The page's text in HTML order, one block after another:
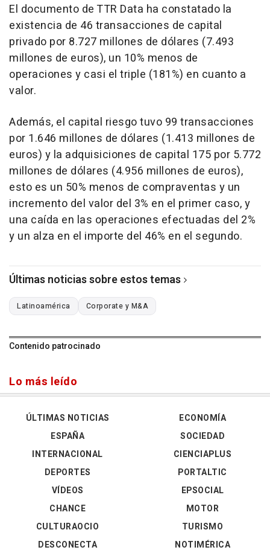
El documento de TTR Data ha constatado la
existencia de 46 transacciones de capital
privado por 8.727 millones de dólares (7.493
millones de euros), un 10% menos de
operaciones y casi el triple (181%) en cuanto a
valor.
Además, el capital riesgo tuvo 99 transacciones
por 1.646 millones de dólares (1.413 millones de
euros) y la adquisiciones de capital 175 por 5.772
millones de dólares (4.956 millones de euros),
esto es un 50% menos de compraventas y un
incremento del valor del 3% en el primer caso, y
una caída en las operaciones efectuadas del 2%
y un alza en el importe del 46% en el segundo.
Últimas noticias sobre estos temas
Latinoamérica Corporate y M&A
Contenido patrocinado
Lo más leído
ÚLTIMAS NOTICIAS
ESPAÑA
INTERNACIONAL
DEPORTES
VÍDEOS
ECONOMÍA
SOCIEDAD
CIENCIAPLUS
PORTALTIC
EPSOCIAL
CHANCE
CULTURAOCIO
DESCONECTA
MOTOR
TURISMO
NOTIMÉRICA